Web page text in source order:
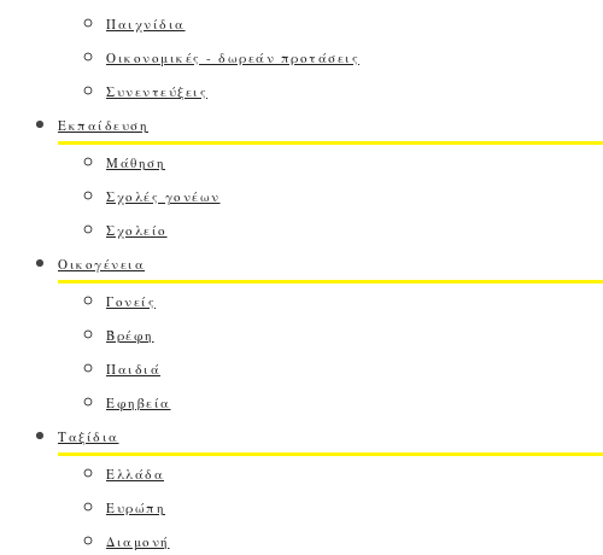
Παιχνίδια
Οικονομικές - δωρεάν προτάσεις
Συνεντεύξεις
Εκπαίδευση
Μάθηση
Σχολές γονέων
Σχολείο
Οικογένεια
Γονείς
Βρέφη
Παιδιά
Εφηβεία
Ταξίδια
Ελλάδα
Ευρώπη
Διαμονή